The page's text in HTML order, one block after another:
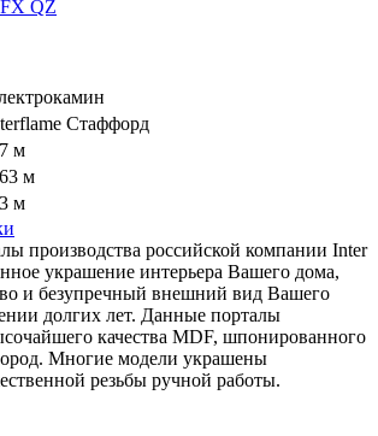
Стаффорд
м
м
м
производства российской компании Inter
украшение интерьера Вашего дома,
и безупречный внешний вид Вашего
долгих лет. Данные порталы
качества MDF, шпонированного
Многие модели украшены
резьбы ручной работы.